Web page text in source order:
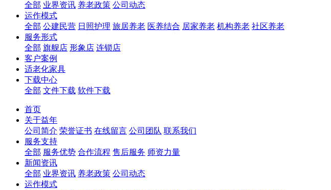
全部 业界资讯 养老政策 公司动态
运作模式
全部 公建民营 日照护理 旅居养老 医养结合 居家养老 机构养老 社区养老
服务形式
全部 旗舰店 形象店 连锁店
客户案例
适老化家具
下载中心
全部 文件下载 软件下载
首页
关于益年
公司简介 荣誉证书 在线留言 公司团队 联系我们
服务支持
全部 服务优势 合作流程 售后服务 师资力量
新闻资讯
全部 业界资讯 养老政策 公司动态
运作模式